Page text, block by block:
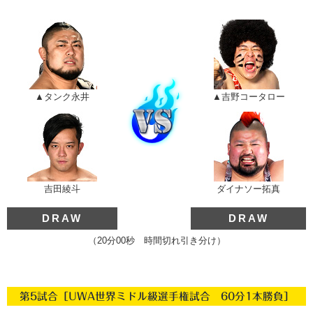
▲タンク永井
吉田綾斗
▲吉野コータロー
ダイナソー拓真
DRAW DRAW
（20分00秒 時間切れ引き分け）
第5試合［UWA世界ミドル級選手権試合 60分1本勝負］